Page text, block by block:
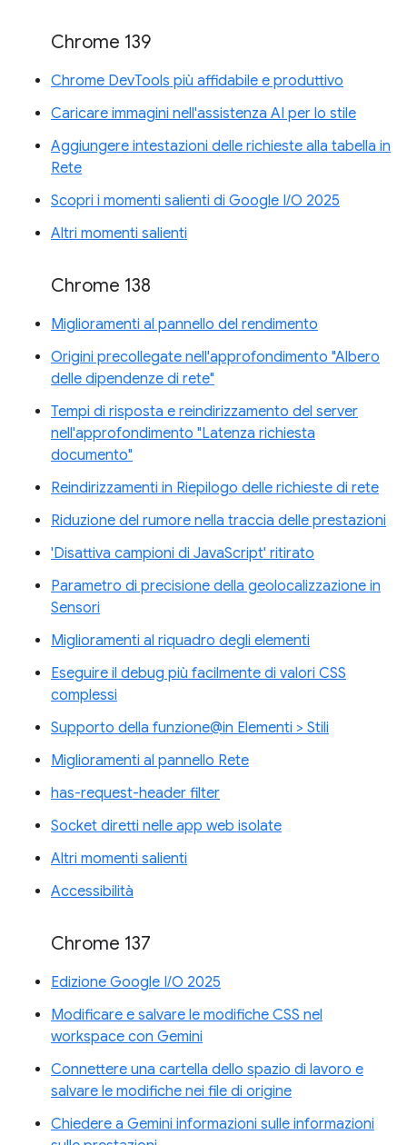
Chrome 139
Chrome DevTools più affidabile e produttivo
Caricare immagini nell'assistenza AI per lo stile
Aggiungere intestazioni delle richieste alla tabella in
Rete
Scopri i momenti salienti di Google I/O 2025
Altri momenti salienti
Chrome 138
Miglioramenti al pannello del rendimento
Origini precollegate nell'approfondimento "Albero
delle dipendenze di rete"
Tempi di risposta e reindirizzamento del server
nell'approfondimento "Latenza richiesta
documento"
Reindirizzamenti in Riepilogo delle richieste di rete
Riduzione del rumore nella traccia delle prestazioni
'Disattiva campioni di JavaScript' ritirato
Parametro di precisione della geolocalizzazione in
Sensori
Miglioramenti al riquadro degli elementi
Eseguire il debug più facilmente di valori CSS
complessi
Supporto della funzione@in Elementi > Stili
Miglioramenti al pannello Rete
has-request-header filter
Socket diretti nelle app web isolate
Altri momenti salienti
Accessibilità
Chrome 137
Edizione Google I/O 2025
Modificare e salvare le modifiche CSS nel
workspace con Gemini
Connettere una cartella dello spazio di lavoro e
salvare le modifiche nei file di origine
Chiedere a Gemini informazioni sulle informazioni